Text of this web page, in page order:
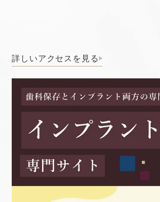
詳しいアクセスを見る